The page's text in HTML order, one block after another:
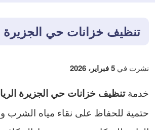
تنظيف خزانات حي الجزيرة
نشرت في 5 فبراير، 2026
خدمةتنظيف خزانات حي الجزيرة
حتمية للحفاظ على نقاء مياه الشرب